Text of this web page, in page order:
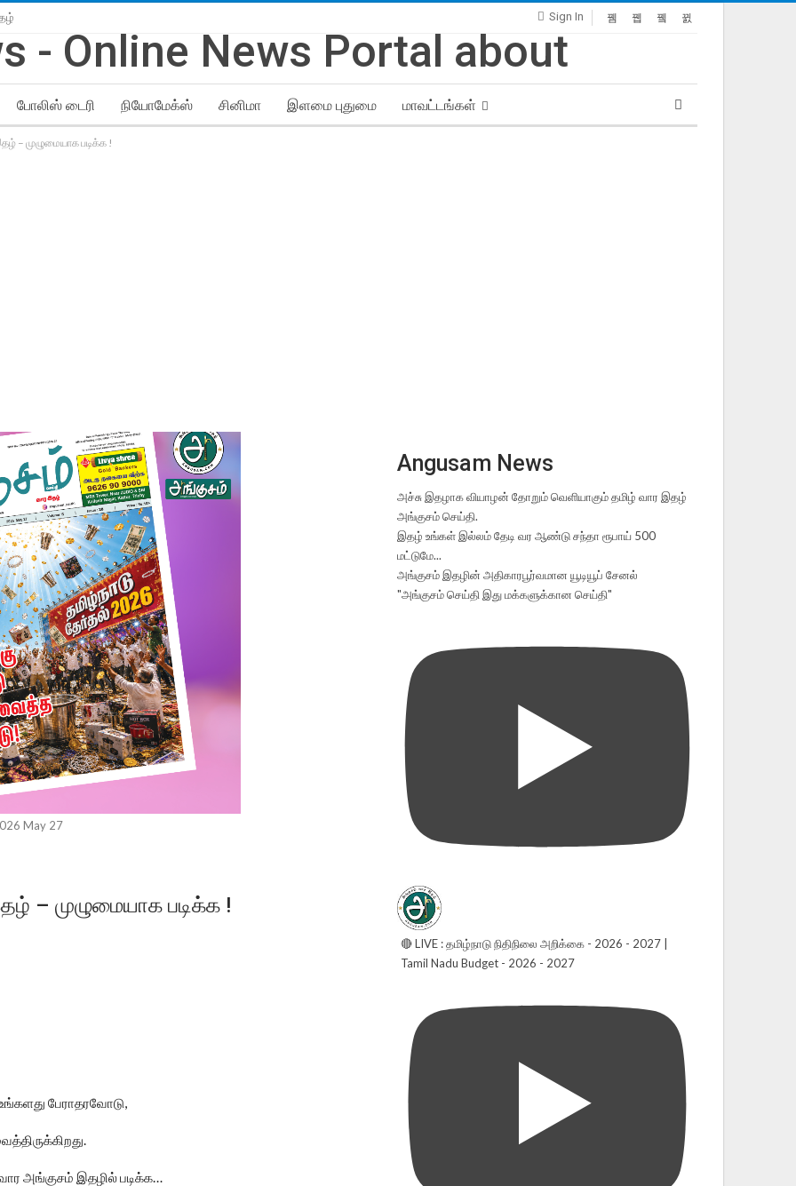
Sign In
போலிஸ் டைரி நியோமேக்ஸ் சினிமா இளமை புதுமை மாவட்டங்கள்
– முழுமையாக படிக்க !
May 27
– முழுமையாக படிக்க !
பேராதரவோடு,
.
அங்குசம் இதழில்படிக்க…
Angusam News
அச்சு இதழாக வியாழன் தோறும் வெளியாகும் தமிழ் வார இதழ்
அங்குசம் செய்தி.
இதழ் உங்கள் இல்லம் தேடி வர ஆண்டு சந்தா ரூபாய் 500
மட்டுமே...
அங்குசம் இதழின் அதிகாரபூர்வமான யூடியூப் சேனல்
"அங்குசம் செய்தி இது மக்களுக்கான செய்தி"
🔴 LIVE : தமிழ்நாடு நிதிநிலை அறிக்கை - 2026 - 2027 |
Tamil Nadu Budget - 2026 - 2027